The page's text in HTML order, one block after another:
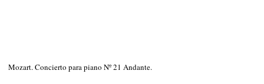
Mozart. Concierto para piano Nº 21 Andante.